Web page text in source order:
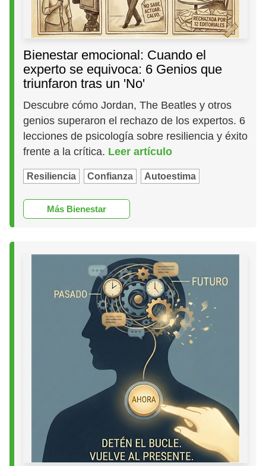
Bienestar emocional: Cuando el
experto se equivoca: 6 Genios que
triunfaron tras un 'No'
Descubre cómo Jordan, The Beatles y otros
genios superaron el rechazo de los expertos. 6
lecciones de psicología sobre resiliencia y éxito
frente a la crítica. Leer artículo
Resiliencia Confianza Autoestima
Más Bienestar